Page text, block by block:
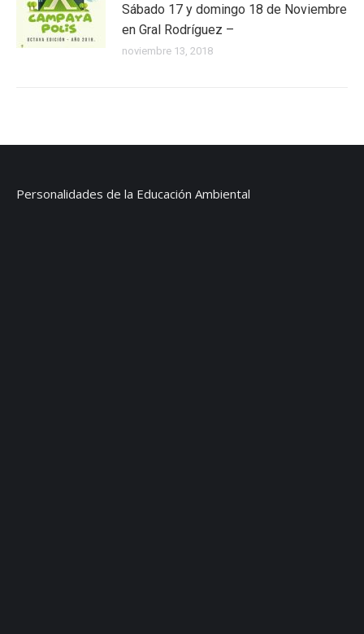
Sábado 17 y domingo 18 de Noviembre
en Gral Rodríguez –
noviembre 13, 2018
Personalidades de la Educación Ambiental